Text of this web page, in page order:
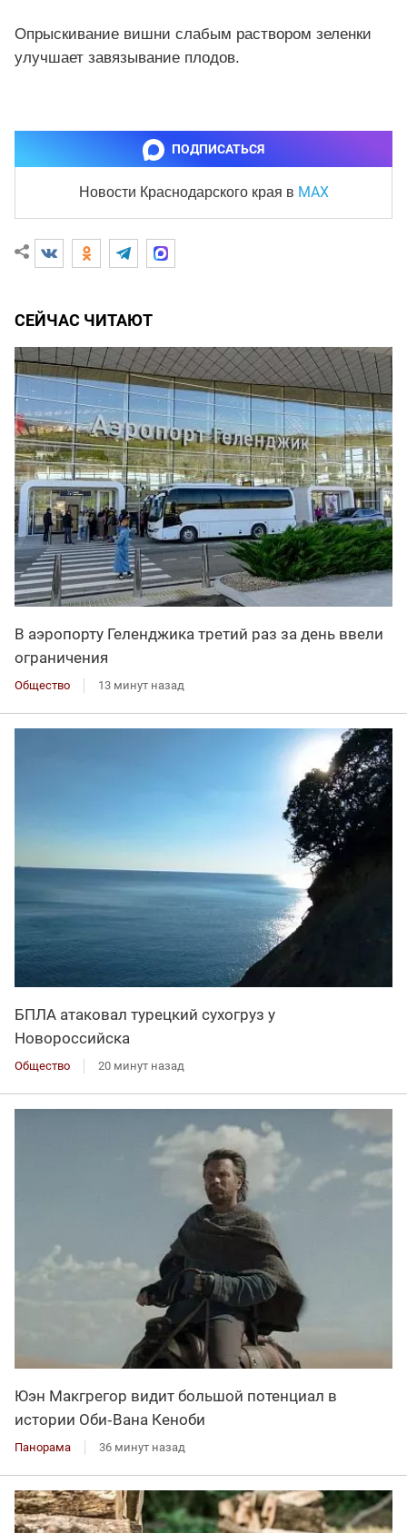
Опрыскивание вишни слабым раствором зеленки
улучшает завязывание плодов.
ПОДПИСАТЬСЯ
Новости Краснодарского края в MAX
СЕЙЧАС ЧИТАЮТ
В аэропорту Геленджика третий раз за день ввели
ограничения
Общество 13 минут назад
БПЛА атаковал турецкий сухогруз у
Новороссийска
Общество 20 минут назад
Юэн Макгрегор видит большой потенциал в
истории Оби‑Вана Кеноби
Панорама 36 минут назад